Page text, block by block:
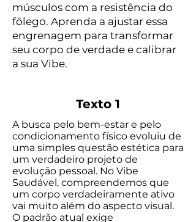
músculos com a resistência do
fôlego. Aprenda a ajustar essa
engrenagem para transformar
seu corpo de verdade e calibrar
a sua Vibe.
Texto 1
A busca pelo bem-estar e pelo
condicionamento físico evoluiu de
uma simples questão estética para
um verdadeiro projeto de
evolução pessoal. No Vibe
Saudável, compreendemos que
um corpo verdadeiramente ativo
vai muito além do aspecto visual.
O padrão atual exige